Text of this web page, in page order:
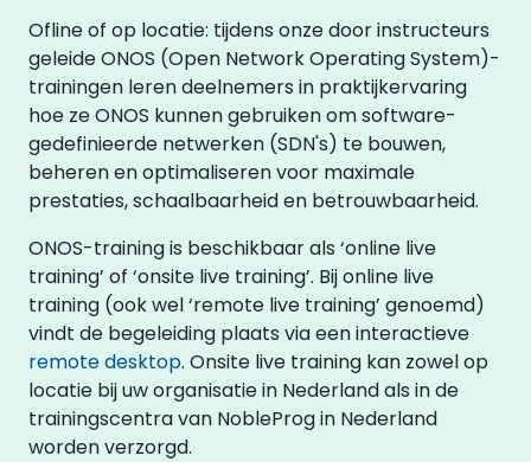
Ofline of op locatie: tijdens onze door instructeurs
geleide ONOS (Open Network Operating System)-
trainingen leren deelnemers in praktijkervaring
hoe ze ONOS kunnen gebruiken om software-
gedefinieerde netwerken (SDN's) te bouwen,
beheren en optimaliseren voor maximale
prestaties, schaalbaarheid en betrouwbaarheid.
ONOS-training is beschikbaar als ‘online live
training’ of ‘onsite live training’. Bij online live
training (ook wel ‘remote live training’ genoemd)
vindt de begeleiding plaats via een interactieve
remote desktop. Onsite live training kan zowel op
locatie bij uw organisatie in Nederland als in de
trainingscentra van NobleProg in Nederland
worden verzorgd.